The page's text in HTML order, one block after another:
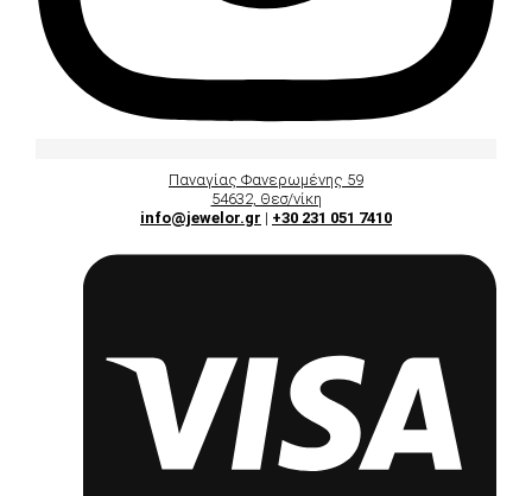
Παναγίας Φανερωμένης 59
54632, Θεσ/νίκη
info@jewelor.gr | +30 231 051 7410